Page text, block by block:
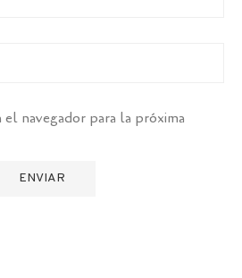
el navegador para la próxima